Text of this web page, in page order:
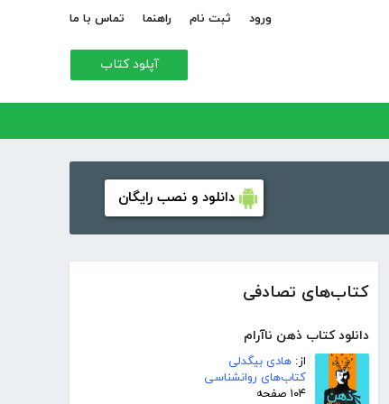
ورود ثبت نام راهنما تماس با ما
آپلود کتاب
دانلود و نصب رایگان
کتاب‌های تصادفی
دانلود کتاب ذهن ناآرام
از: هادی بیگدلی
کتاب‌های روانشناسی
۱۰۴ صفحه